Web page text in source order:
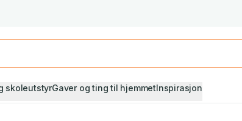
skoleutstyrGaver og ting til hjemmetInspirasjon